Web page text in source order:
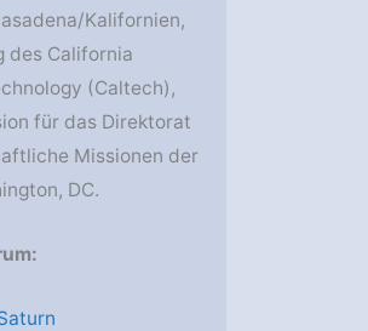
Kalifornien,
des California
(Caltech),
für das Direktorat
Missionen der
DC.